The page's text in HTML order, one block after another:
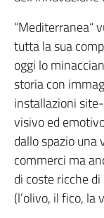
“Mediterranea“
tutta la sua
oggi lo
storia con
installazioni
visivo ed
dallo spazio una
commerci ma
di coste ricche
(l’olivo, il fico, la